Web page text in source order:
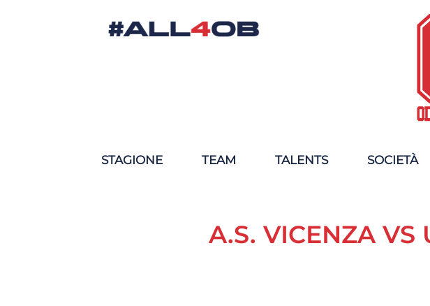
STAGIONE TEAM TALENTS SOCIETÀ
A.S. VICENZA VS